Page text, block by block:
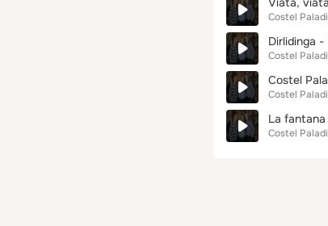
Costel Paladi
Dirlidinga -
Costel Paladi
Costel
Costel Paladi
La
Costel Paladi